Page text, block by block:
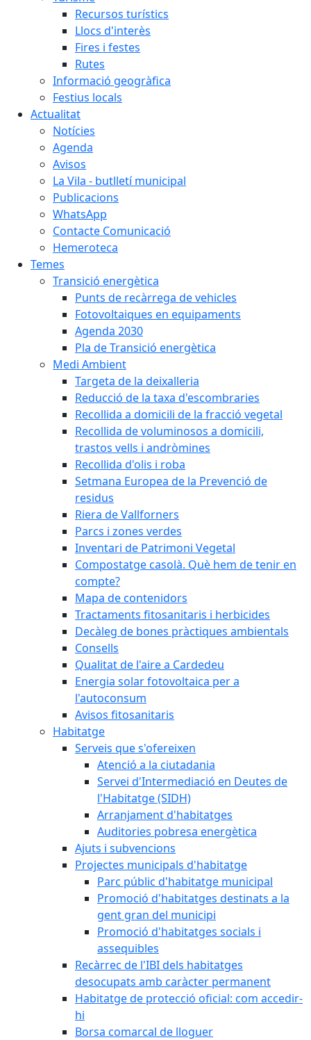
Recursos turístics
Llocs d'interès
Fires i festes
Rutes
Informació geogràfica
Festius locals
Actualitat
Notícies
Agenda
Avisos
La Vila - butlletí municipal
Publicacions
WhatsApp
Contacte Comunicació
Hemeroteca
Temes
Transició energètica
Punts de recàrrega de vehicles
Fotovoltaiques en equipaments
Agenda 2030
Pla de Transició energètica
Medi Ambient
Targeta de la deixalleria
Reducció de la taxa d'escombraries
Recollida a domicili de la fracció vegetal
Recollida de voluminosos a domicili,
trastos vells i andròmines
Recollida d'olis i roba
Setmana Europea de la Prevenció de
residus
Riera de Vallforners
Parcs i zones verdes
Inventari de Patrimoni Vegetal
Compostatge casolà. Què hem de tenir en
compte?
Mapa de contenidors
Tractaments fitosanitaris i herbicides
Decàleg de bones pràctiques ambientals
Consells
Qualitat de l'aire a Cardedeu
Energia solar fotovoltaica per a
l'autoconsum
Avisos fitosanitaris
Habitatge
Serveis que s'ofereixen
Atenció a la ciutadania
Servei d'Intermediació en Deutes de
l'Habitatge (SIDH)
Arranjament d'habitatges
Auditories pobresa energètica
Ajuts i subvencions
Projectes municipals d'habitatge
Parc públic d'habitatge municipal
Promoció d'habitatges destinats a la
gent gran del municipi
Promoció d'habitatges socials i
assequibles
Recàrrec de l'IBI dels habitatges
desocupats amb caràcter permanent
Habitatge de protecció oficial: com accedir-
hi
Borsa comarcal de lloguer